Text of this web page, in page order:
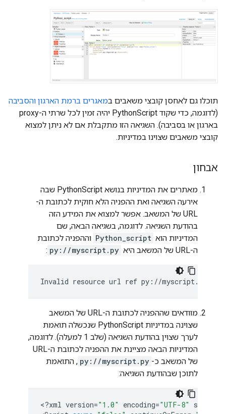
תוכלו גם לאחסן קובצי משאבים במאגרים ברמת הארגון והסביבה
(לדוגמה, כדי שקוד PythonScript יהיה זמין לכל שרתי ה-proxy
בארגון או בסביבה). השגיאה הזו מתקבלת אם לא ניתן למצוא
קובצי משאבים שצוינו במדיניות.
אבחון
מאתרים את המדיניות בנושא PythonScript שבה
אירעה השגיאה ואת ההפניה הלא חוקית לכתובת ה-
URL של המשאב. אפשר למצוא את המידע הזה
בהודעת השגיאה. לדוגמה, בשגיאה הבאה, שם
המדיניות הוא Python_script וההפניה לכתובת
ה-URL של המשאב היא
py://myscript.py
:
Invalid resource url ref py : //myscript.
מוודאים שההפניה לכתובת ה-URL של המשאב
שצוינה במדיניות PythonScript שנכשלה תואמת
לערך שצוין בהודעת השגיאה (שלב 1 למעלה). לדוגמה,
המדיניות הבאה מציינת את ההפניה לכתובת ה-URL
של המשאב כ- py://myscript.py , התואמת
לתוכן שבהודעת השגיאה:
<?xml version="1.0" encoding="UTF-8"